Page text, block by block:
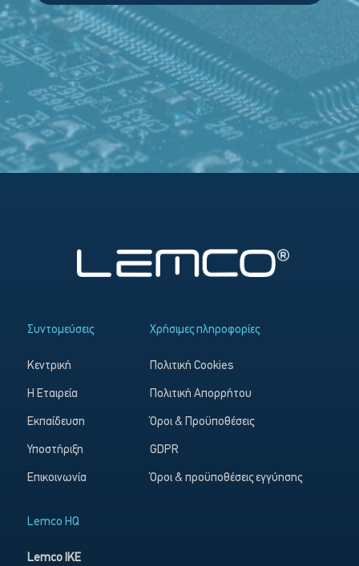
Συντομεύσεις
Κεντρική
Η Εταιρεία
Εκπαίδευση
Υποστήριξη
Επικοινωνία
Χρήσιμες πληροφορίες
Πολιτική Cookies
Πολιτική Απορρήτου
Όροι & Προϋποθέσεις
GDPR
Όροι & προϋποθέσεις εγγύησης
Lemco HQ
Lemco IKE